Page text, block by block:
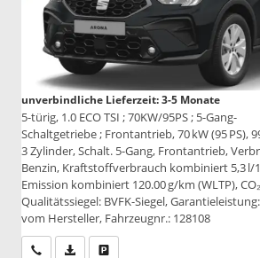
unverbindliche Lieferzeit: 3-5 Monate
5-türig, 1.0 ECO TSI ; 70KW/95PS ; 5-Gang-
Schaltgetriebe ; Frontantrieb, 70 kW (95 PS),
3 Zylinder, Schalt. 5-Gang, Frontantrieb,
Benzin, Kraftstoffverbrauch kombiniert 5,3 l/
Emission kombiniert 120.00 g/km (WLTP),
Qualitätssiegel: BVFK-Siegel,
vom Hersteller, Fahrzeugnr.: 128108
Wir rufen Sie anPDF-Datei, Fahrzeugexposé drucken